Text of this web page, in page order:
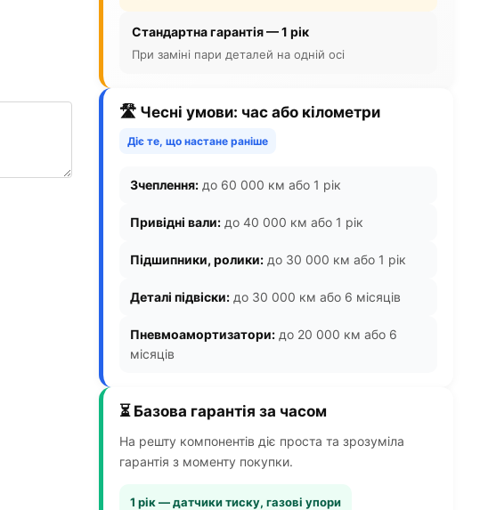
Стандартна гарантія — 1 рік
При заміні пари деталей на одній осі
🛣️ Чесні умови: час або кілометри
Діє те, що настане раніше
Зчеплення: до 60 000 км або 1 рік
Привідні вали: до 40 000 км або 1 рік
Підшипники, ролики: до 30 000 км або 1 рік
Деталі підвіски: до 30 000 км або 6 місяців
Пневмоамортизатори: до 20 000 км або 6
місяців
⏳ Базова гарантія за часом
На решту компонентів діє проста та зрозуміла
гарантія з моменту покупки.
1 рік — датчики тиску, газові упори